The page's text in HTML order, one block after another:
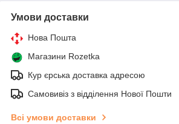
Умови доставки
Нова Пошта
Магазини Rozetka
Кур єрська доставка адресою
Самовивіз з відділення Нової Пошти
Всі умови доставки